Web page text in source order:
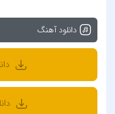
دانلود آهنگ